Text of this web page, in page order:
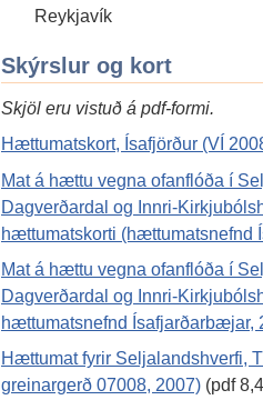
Reykjavík
Skýrslur og kort
Skjöl eru vistuð á pdf-formi.
Hættumatskort, Ísafjörður (VÍ
Mat á hættu vegna ofanflóða í
Dagverðardal og Innri-
hættumatskorti (hættumatsnefnd
Mat á hættu vegna ofanflóða í
Dagverðardal og Innri-
hættumatsnefnd Ísafjarðarbæjar,
Hættumat fyrir Seljalandshverfi,
greinargerð 07008, 2007) (pdf